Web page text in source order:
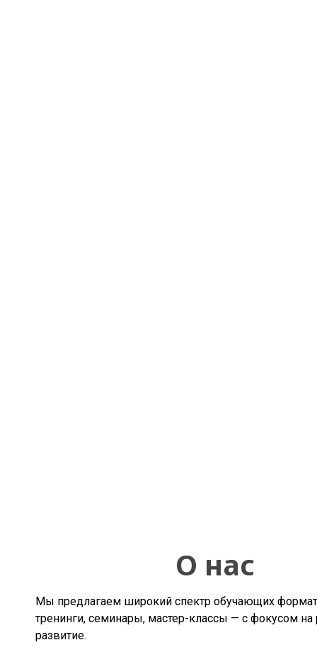
О нас
Мы предлагаем широкий спектр обучающих
тренинги, семинары, мастер-классы — с фокусом на
развитие.